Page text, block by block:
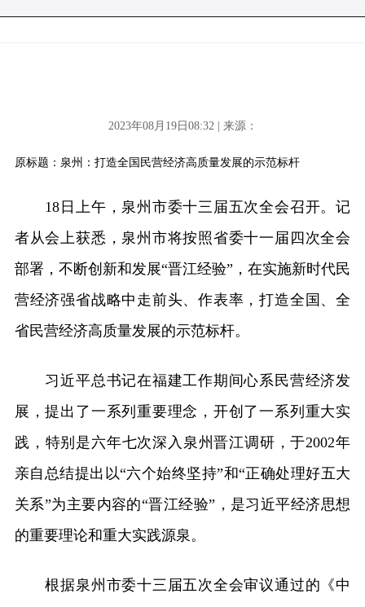
2023年08月19日08:32 | 来源：
原标题：泉州：打造全国民营经济高质量发展的示范标杆
18日上午，泉州市委十三届五次全会召开。记
者从会上获悉，泉州市将按照省委十一届四次全会
部署，不断创新和发展“晋江经验”，在实施新时代民
营经济强省战略中走前头、作表率，打造全国、全
省民营经济高质量发展的示范标杆。
习近平总书记在福建工作期间心系民营经济发
展，提出了一系列重要理念，开创了一系列重大实
践，特别是六年七次深入泉州晋江调研，于2002年
亲自总结提出以“六个始终坚持”和“正确处理好五大
关系”为主要内容的“晋江经验”，是习近平经济思想
的重要理论和重大实践源泉。
根据泉州市委十三届五次全会审议通过的《中